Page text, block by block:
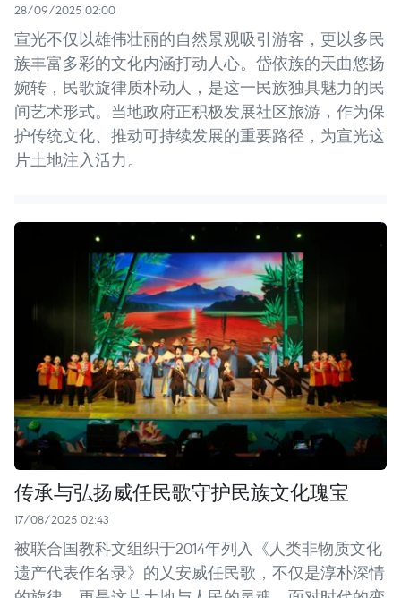
28/09/2025 02:00
宣光不仅以雄伟壮丽的自然景观吸引游客，更以多民
族丰富多彩的文化内涵打动人心。岱依族的天曲悠扬
婉转，民歌旋律质朴动人，是这一民族独具魅力的民
间艺术形式。当地政府正积极发展社区旅游，作为保
护传统文化、推动可持续发展的重要路径，为宣光这
片土地注入活力。
传承与弘扬威任民歌守护民族文化瑰宝
17/08/2025 02:43
被联合国教科文组织于2014年列入《人类非物质文化
遗产代表作名录》的乂安威任民歌，不仅是淳朴深情